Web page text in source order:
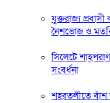
যুক্তরাজ্য
নৈশভোজ ও
সিলেটে
সংবর্ধনা
শহরতলীতে বাঁশ